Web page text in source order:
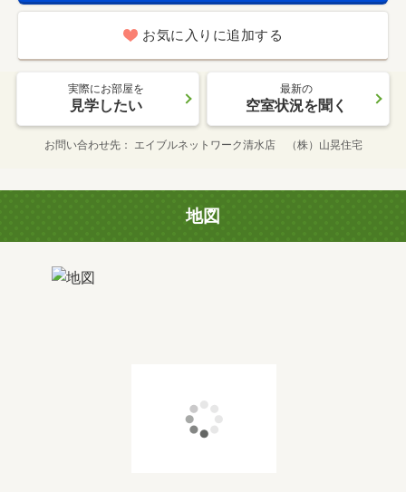
お気に入りに追加する
実際にお部屋を
見学したい
最新の
空室状況を聞く
お問い合わせ先 エイブルネットワーク清水店 （株）山晃住宅
地図